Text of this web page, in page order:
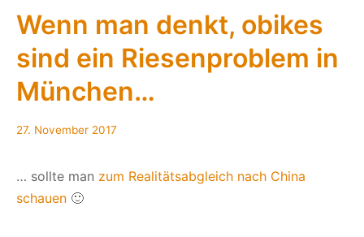
Teile
haben
wir
in
Wenn man denkt, obikes
sind ein Riesenproblem in
München…
27. November 2017
… sollte man zum Realitätsabgleich nach China
schauen 🙂